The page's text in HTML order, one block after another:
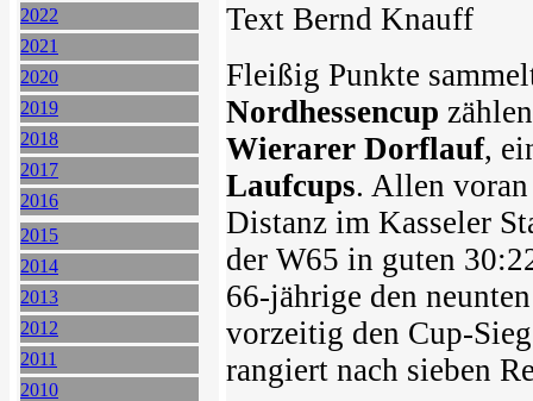
2022
2021
2020
2019
2018
2017
2016
2015
2014
2013
2012
2011
2010
Text Bernd Knauff
Fleißig Punkte
Nordhessencup
Wierarer Dorflauf,
Laufcups. Allen
Distanz im Kasseler
der W65 in guten
66-jährige den
vorzeitig den Cup-
rangiert nach sieben